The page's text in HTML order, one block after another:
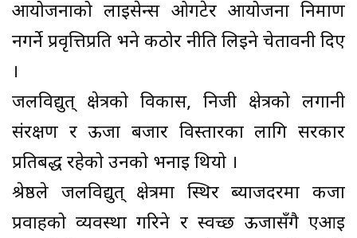
आयोजनाको लाइसेन्स ओगटेर आयोजना निर्माण
नगर्ने प्रवृत्तिप्रति भने कठोर नीति लिइने चेतावनी दिए
।
जलविद्युत् क्षेत्रको विकास, निजी क्षेत्रको लगानी
संरक्षण र ऊर्जा बजार विस्तारका लागि सरकार
प्रतिबद्ध रहेको उनको भनाइ थियो ।
श्रेष्ठले जलविद्युत् क्षेत्रमा स्थिर ब्याजदरमा कर्जा
प्रवाहको व्यवस्था गरिने र स्वच्छ ऊर्जासँगै एआई